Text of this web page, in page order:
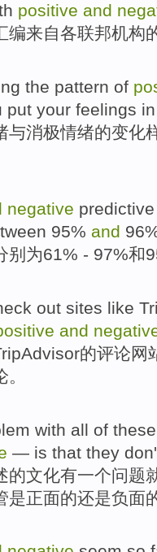
positive and
编来自各联邦机构
the pattern of
put your feelings
与消极情绪的变化
negative
95% and
别为61% - 97%和
out sites like
and
的评论网
with all of
— is that they
的文化有一个问题
是正面的还是负面